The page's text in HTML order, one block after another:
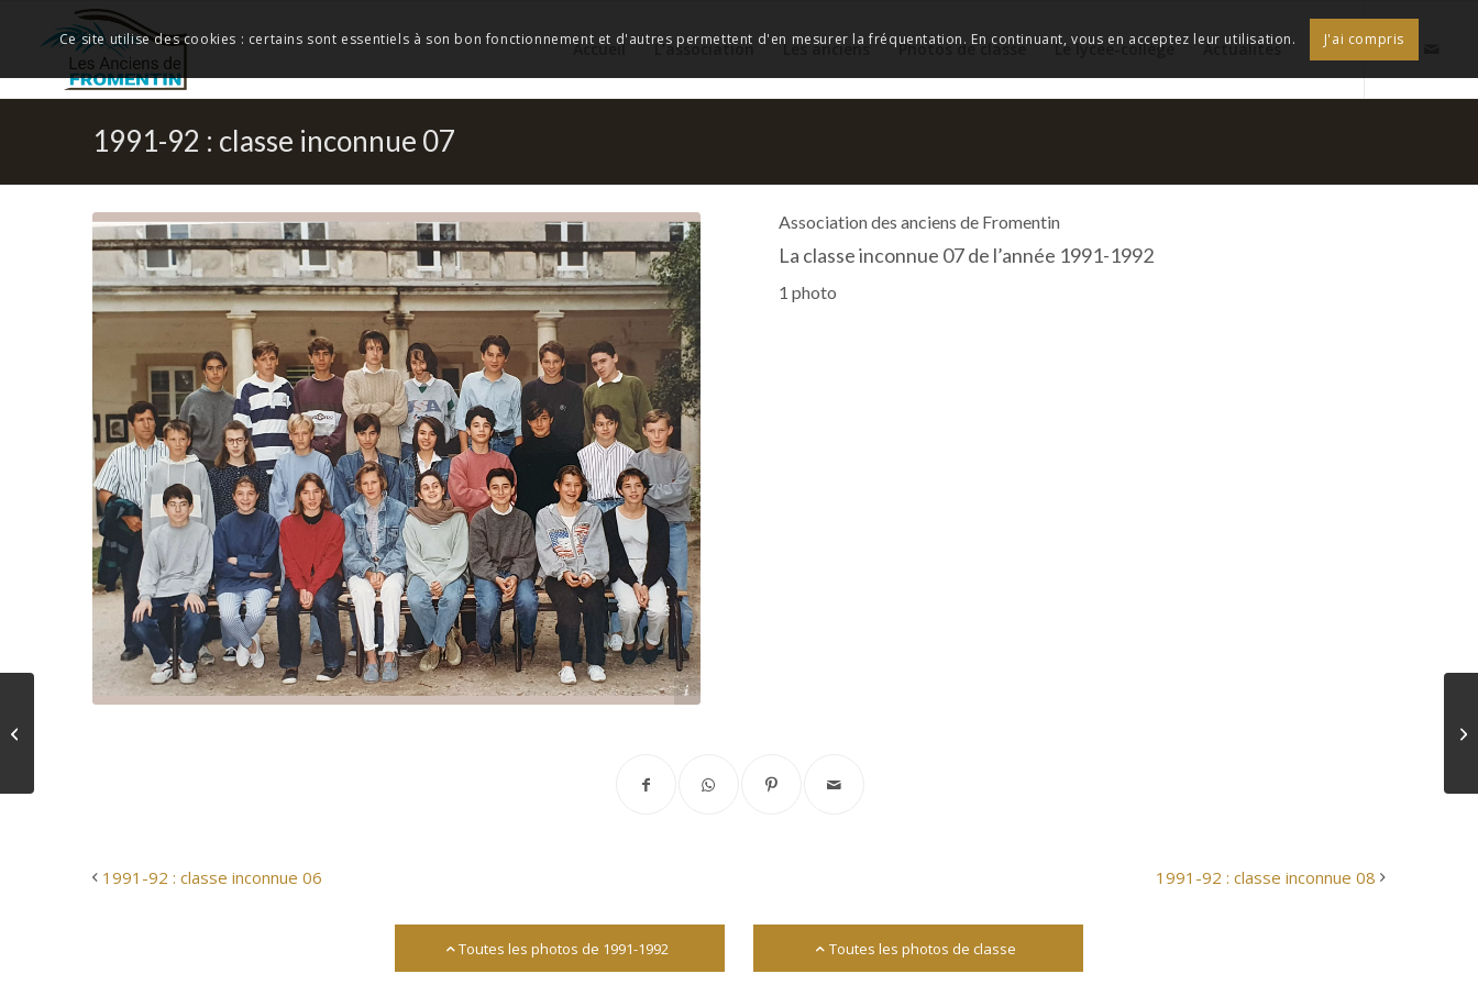
Accueil L’association Les anciens Photos de classe Le lycée-collège Actualités
1991-92 : classe inconnue 07
Archives départementales 17
Association des anciens de Fromentin
La classe inconnue 07 de l’année 1991-1992
1 photo
1991-92 : classe inconnue 06 1991-92 : classe inconnue 08
Toutes les photos de 1991-1992 Toutes les photos de classe
Ce site utilise des cookies : certains sont essentiels à son bon fonctionnement et d'autres permettent d'en mesurer la fréquentation. En continuant, vous en acceptez leur utilisation. J'ai compris